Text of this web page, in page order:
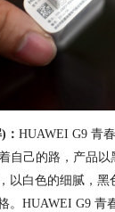
： HUAWEI G9 青
自己的路，产品
以白色的细腻，黑
。HUAWEI G9 青